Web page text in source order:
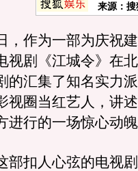
来源： 搜
作为一部为庆祝建
视剧《江城令》在
的汇集了知名实力
视圈当红艺人，讲
进行的一场惊心动
扣人心弦的电视剧